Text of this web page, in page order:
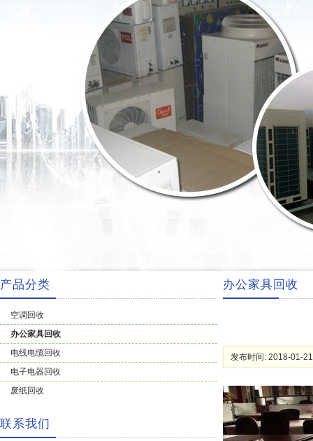
产品分类
空调回收
办公家具回收
电线电缆回收
电子电器回收
废纸回收
联系我们
办公家具回收
发布时间: 2018-01-